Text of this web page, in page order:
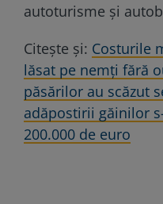
autoturisme şi
Citește și: Costurile
lăsat pe nemți fără
păsărilor au scăzut
adăpostirii găinilor
200.000 de euro